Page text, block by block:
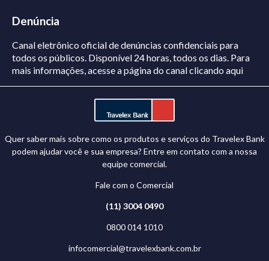
Denúncia
Canal eletrônico oficial de denúncias confidenciais para
todos os públicos. Disponível 24 horas, todos os dias. Para
mais informações, acesse a página do canalclicando aqui
Quer saber mais sobre como os produtos e serviços do Travelex Bank
podem ajudar você e sua empresa? Entre em contato com a nossa
equipe comercial.
Fale com o Comercial
(11) 3004 0490
0800 014 1010
infocomercial@travelexbank.com.br